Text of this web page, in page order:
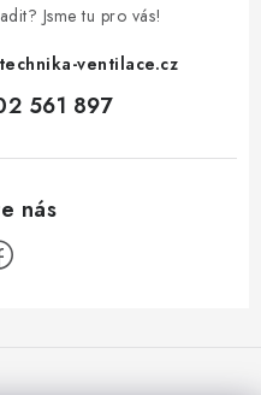
Jsme tu pro vás!
ventilace.cz
561 897